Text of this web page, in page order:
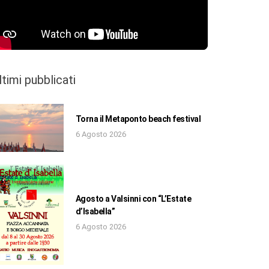
pubblicati
Torna il Metaponto beach festival
6 Agosto 2026
Agosto a Valsinni con “L’Estate
d’Isabella”
6 Agosto 2026